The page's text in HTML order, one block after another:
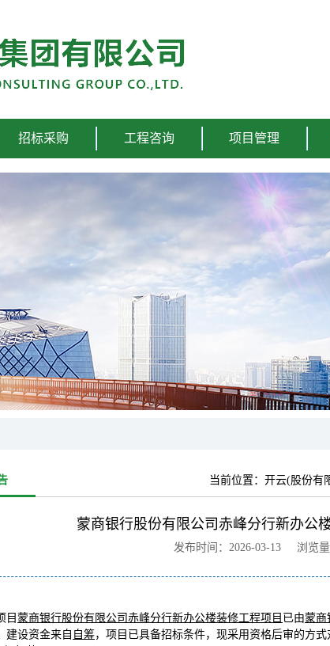
招标采购 工程咨询 项目管理
当前位置： 开云(股份有
蒙商银行股份有限公司赤峰分行新办公
发布时间：2026-03-13 浏览量
目 蒙商银行股份有限公司赤峰分行新办公楼装修工程项目 已由蒙商
建设资金来自 自筹，项目已具备招标条件，现采用资格后审的方式